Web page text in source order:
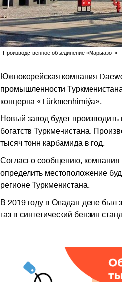
Производственное объединение «Марыазот»
Южнокорейская компания
промышленности
концерна «Türkmenhimiýa».
Новый завод будет
богатств Туркменистана.
тысяч тонн карбамида в год.
Согласно сообщению, компания
определить местоположение
регионе Туркменистана.
В 2019 году в Овадан-депе был
газ в синтетический бензин